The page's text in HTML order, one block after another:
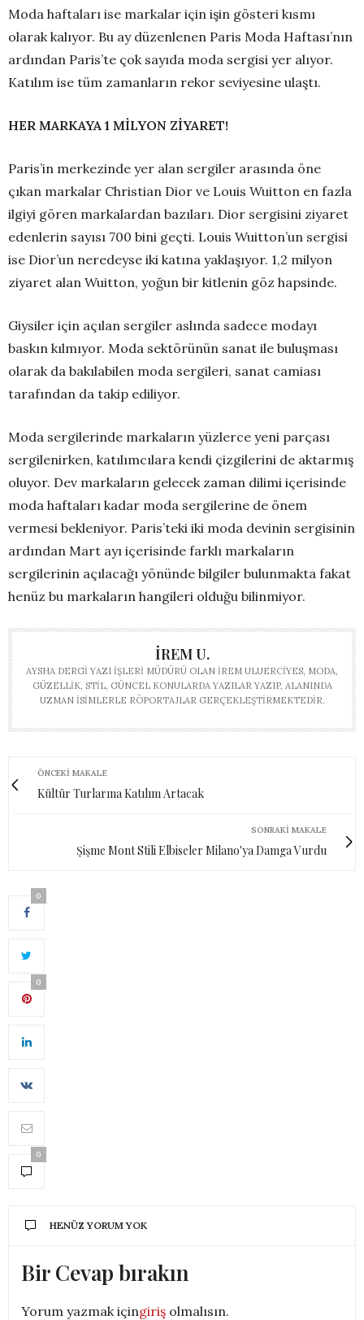
Moda haftaları ise markalar için işin gösteri kısmı
olarak kalıyor. Bu ay düzenlenen Paris Moda Haftası’nın
ardından Paris’te çok sayıda moda sergisi yer alıyor.
Katılım ise tüm zamanların rekor seviyesine ulaştı.
HER MARKAYA 1 MİLYON ZİYARET!
Paris’in merkezinde yer alan sergiler arasında öne
çıkan markalar Christian Dior ve Louis Wuitton en fazla
ilgiyi gören markalardan bazıları. Dior sergisini ziyaret
edenlerin sayısı 700 bini geçti. Louis Wuitton’un sergisi
ise Dior’un neredeyse iki katına yaklaşıyor. 1,2 milyon
ziyaret alan Wuitton, yoğun bir kitlenin göz hapsinde.
Giysiler için açılan sergiler aslında sadece modayı
baskın kılmıyor. Moda sektörünün sanat ile buluşması
olarak da bakılabilen moda sergileri, sanat camiası
tarafından da takip ediliyor.
Moda sergilerinde markaların yüzlerce yeni parçası
sergilenirken, katılımcılara kendi çizgilerini de aktarmış
oluyor. Dev markaların gelecek zaman dilimi içerisinde
moda haftaları kadar moda sergilerine de önem
vermesi bekleniyor. Paris’teki iki moda devinin sergisinin
ardından Mart ayı içerisinde farklı markaların
sergilerinin açılacağı yönünde bilgiler bulunmakta fakat
henüz bu markaların hangileri olduğu bilinmiyor.
İREM U.
AYSHA DERGI YAZI İŞLERI MÜDÜRÜ OLAN İREM ULUERCIYES, MODA,
GÜZELLIK, STIL, GÜNCEL KONULARDA YAZILAR YAZIP, ALANINDA
UZMAN ISIMLERLE RÖPORTAJLAR GERÇEKLEŞTIRMEKTEDIR.
ÖNCEKI MAKALE
Kültür Turlarına Katılım Artacak
SONRAKI MAKALE
Şişme Mont Stili Elbiseler Milano'ya Damga Vurdu
0
0
0
HENÜZ YORUM YOK
Bir Cevap bırakın
Yorum yazmak içingiriş olmalısın.